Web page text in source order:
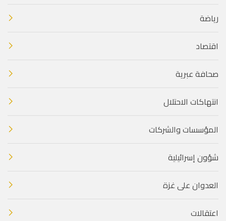
رياضة
اقتصاد
صحافة عبرية
انتهاكات الاحتلال
المؤسسات والشركات
شؤون إسرائيلية
العدوان على غزة
اعتقالات